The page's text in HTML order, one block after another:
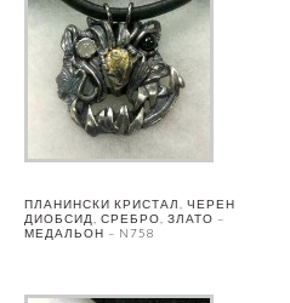
ПЛАНИНСКИ КРИСТАЛ, ЧЕРЕН
ДИОБСИД, СРЕБРО, ЗЛАТО –
МЕДАЛЬОН – N758